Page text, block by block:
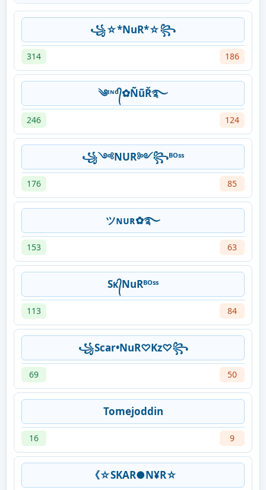
꧁☆*NuR*☆꧂
314 186
༄ᶦᶰᵈ᭄✿ÑũŘ࿐
246 124
︎꧁༺NUR༻꧂ᴮᴼˢˢ
176 85
ツɴᴜʀ✿࿐
153 63
Sᴋ᭄NuRᴮᴼˢˢ
113 84
꧁Scar•NuR♡Kz♡꧂
69 50
Tomejoddin
16 9
《☆SKAR●N¥R☆